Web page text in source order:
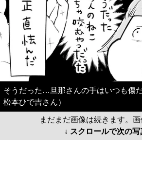
そうだった…旦那さんの手はいつも傷
松本ひで吉さん）
まだまだ画像は続きます。画
↓ スクロールで次の写